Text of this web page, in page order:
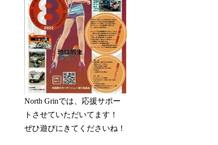
North Grinでは、応援サポー
トさせていただいてます！
ぜひ遊びにきてくださいね！